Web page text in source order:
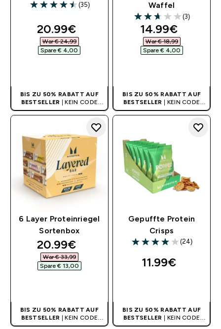
4.49 out of 5 stars
(35)
discounted price
20.99€‎
War € 24,99‎
Spare € 4,00‎
BIS ZU 50% RABATT AUF
BESTSELLER
| KEIN CODE
BENÖTIGT
Waffel
2.67 out of 5 stars
(3)
discounted
14.99€‎
War € 18,99‎
Spare € 4,00‎
BIS ZU 50% RABATT AUF
BESTSELLER
| KEIN CODE
BENÖTIGT
6 Layer Proteinriegel
Sortenbox
discounted price
20.99€‎
War € 33,99‎
Spare € 13,00‎
BIS ZU 50% RABATT AUF
BESTSELLER | KEIN CODE
BENÖTIGT
Gepuffte Protein
Crisps
4 out of 5 stars
(24)
11.99€‎
BIS ZU 50% RABATT AUF
BESTSELLER | KEIN CODE
BENÖTIGT